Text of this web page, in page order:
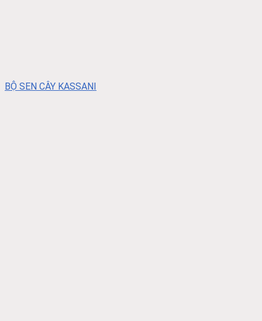
BỘ SEN CÂY KASSANI